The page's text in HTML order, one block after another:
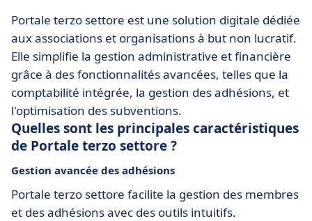
Portale terzo settore est une solution digitale dédiée
aux associations et organisations à but non lucratif.
Elle simplifie la gestion administrative et financière
grâce à des fonctionnalités avancées, telles que la
comptabilité intégrée, la gestion des adhésions, et
l'optimisation des subventions.
Quelles sont les principales caractéristiques
de Portale terzo settore ?
Gestion avancée des adhésions
Portale terzo settore facilite la gestion des membres
et des adhésions avec des outils intuitifs.